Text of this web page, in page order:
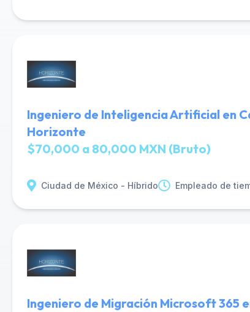
Ingeniero de Inteligencia Artificial en
Horizonte
$70,000 a 80,000 MXN (Bruto)
Ciudad de México - Híbrido Empleado de
Ingeniero de Migración Microsoft 365